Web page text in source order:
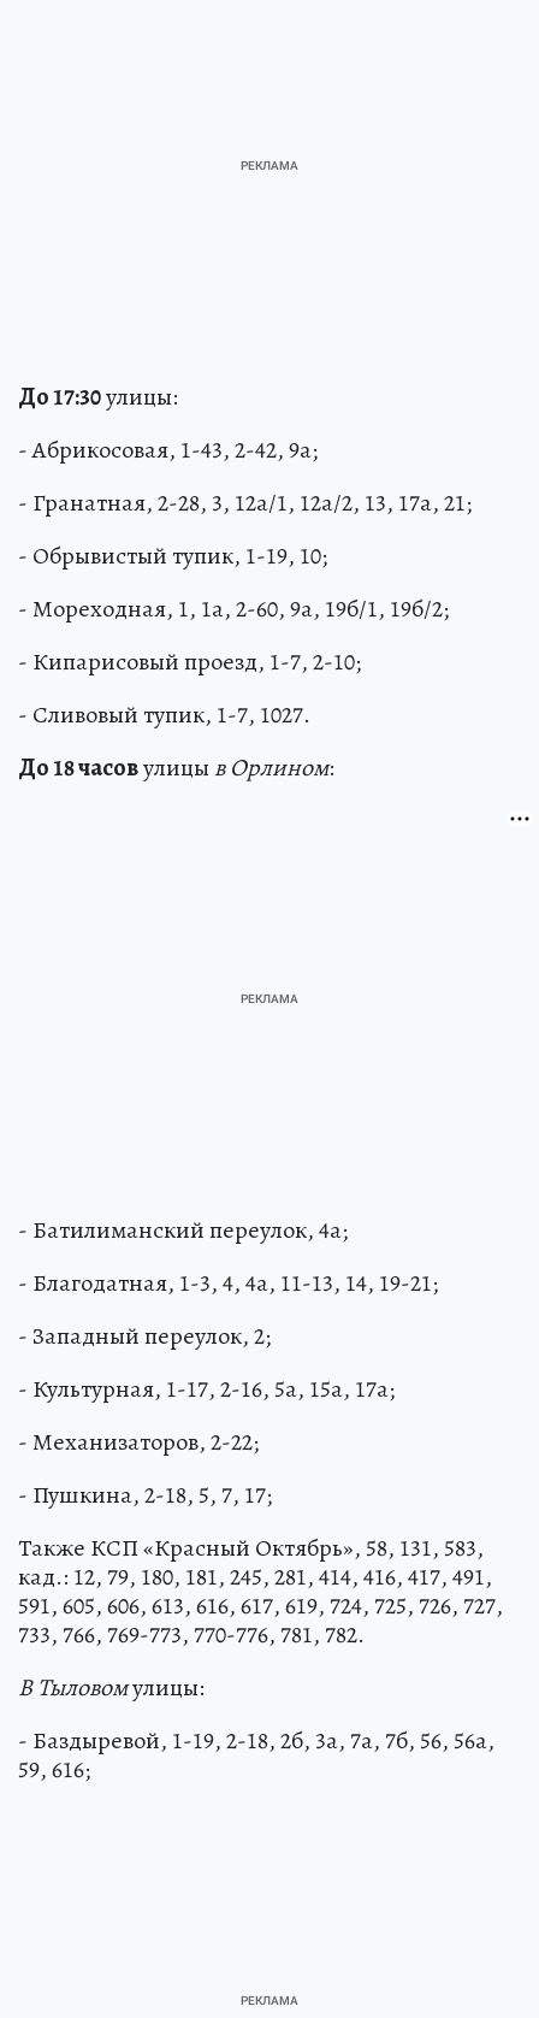
До 17:30улицы:
- Абрикосовая, 1-43, 2-42, 9а;
- Гранатная, 2-28, 3, 12а/1, 12а/2, 13, 17а, 21;
- Обрывистый тупик, 1-19, 10;
- Мореходная, 1, 1а, 2-60, 9а, 19б/1, 19б/2;
- Кипарисовый проезд, 1-7, 2-10;
- Сливовый тупик, 1-7, 1027.
До 18 часовулицы в Орлином:
- Батилиманский переулок, 4а;
- Благодатная, 1-3, 4, 4а, 11-13, 14, 19-21;
- Западный переулок, 2;
- Культурная, 1-17, 2-16, 5а, 15а, 17а;
- Механизаторов, 2-22;
- Пушкина, 2-18, 5, 7, 17;
Также КСП «Красный Октябрь», 58, 131, 583,
кад.: 12, 79, 180, 181, 245, 281, 414, 416, 417, 491,
591, 605, 606, 613, 616, 617, 619, 724, 725, 726, 727,
733, 766, 769-773, 770-776, 781, 782.
В Тыловомулицы:
- Баздыревой, 1-19, 2-18, 2б, 3а, 7а, 7б, 56, 56а,
59, 616;